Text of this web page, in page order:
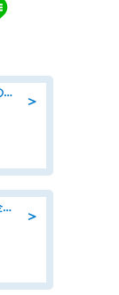
＞
寮完備で住み込みOK!カンタン軽作業のお仕事 denso aichi
＞
09月開始/「土日祝休み」グローバル企業での産業保健のお仕事/保健師/高時給/残業なし/服装自由